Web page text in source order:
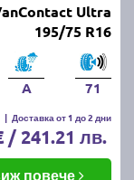
Ultra
195/75 R16
A 71
| Доставка от 1 до 2 дни
/ 241.21 лв.
повече